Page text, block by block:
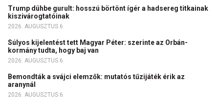
Trump dühbe gurult: hosszú börtönt ígér a hadsereg titkainak
kiszivárogtatóinak
2026. AUGUSZTUS 6.
Súlyos kijelentést tett Magyar Péter: szerinte az Orbán-
kormány tudta, hogy baj van
2026. AUGUSZTUS 6.
Bemondták a svájci elemzők: mutatós tűzijáték érik az
aranynál
2026. AUGUSZTUS 6.